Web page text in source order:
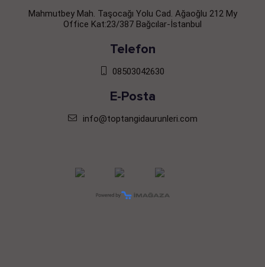
Mahmutbey Mah. Taşocağı Yolu Cad. Ağaoğlu 212 My
Office Kat:23/387 Bağcılar-İstanbul
Telefon
08503042630
E-Posta
info@toptangidaurunleri.com